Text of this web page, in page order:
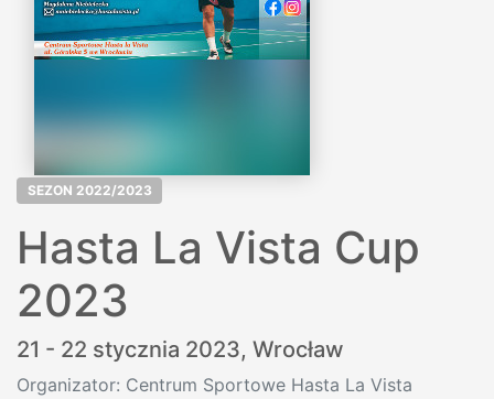
SEZON 2022/2023
Hasta La Vista Cup
2023
21 - 22 stycznia 2023, Wrocław
Organizator: Centrum Sportowe Hasta La Vista